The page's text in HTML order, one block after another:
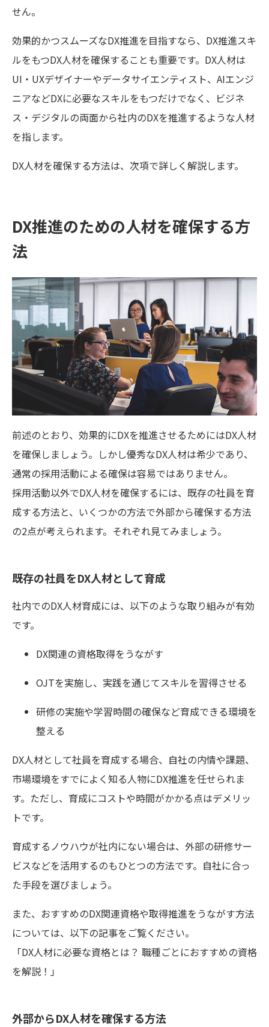
せん。
効果的かつスムーズなDX推進を目指すなら、DX推進スキ
ルをもつDX人材を確保することも重要です。DX人材は
UI・UXデザイナーやデータサイエンティスト、AIエンジ
ニアなどDXに必要なスキルをもつだけでなく、ビジネ
ス・デジタルの両面から社内のDXを推進するような人材
を指します。
DX人材を確保する方法は、次項で詳しく解説します。
DX推進のための人材を確保する方
法
前述のとおり、効果的にDXを推進させるためにはDX人材
を確保しましょう。しかし優秀なDX人材は希少であり、
通常の採用活動による確保は容易ではありません。
採用活動以外でDX人材を確保するには、既存の社員を育
成する方法と、いくつかの方法で外部から確保する方法
の2点が考えられます。それぞれ見てみましょう。
既存の社員をDX人材として育成
社内でのDX人材育成には、以下のような取り組みが有効
です。
DX関連の資格取得をうながす
OJTを実施し、実践を通じてスキルを習得させる
研修の実施や学習時間の確保など育成できる環境を
整える
DX人材として社員を育成する場合、自社の内情や課題、
市場環境をすでによく知る人物にDX推進を任せられま
す。ただし、育成にコストや時間がかかる点はデメリッ
トです。
育成するノウハウが社内にない場合は、外部の研修サー
ビスなどを活用するのもひとつの方法です。自社に合っ
た手段を選びましょう。
また、おすすめのDX関連資格や取得推進をうながす方法
については、以下の記事をご覧ください。
「DX人材に必要な資格とは？ 職種ごとにおすすめの資格
を解説！」
外部からDX人材を確保する方法